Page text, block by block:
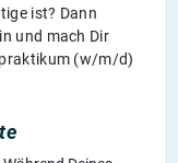
ist? Dann
und mach Dir
(w/m/d)